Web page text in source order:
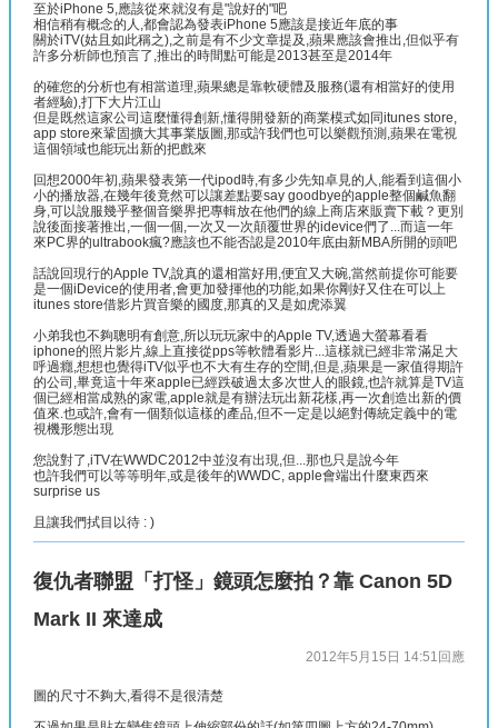
至於iPhone 5,應該從來就沒有是"說好的"吧
相信稍有概念的人,都會認為發表iPhone 5應該是接近年底的事
關於iTV(姑且如此稱之),之前是有不少文章提及,蘋果應該會推出,但似乎有
許多分析師也預言了,推出的時間點可能是2013甚至是2014年
的確您的分析也有相當道理,蘋果總是靠軟硬體及服務(還有相當好的使用
者經驗),打下大片江山
但是既然這家公司這麼懂得創新,懂得開發新的商業模式如同itunes store,
app store來鞏固擴大其事業版圖,那或許我們也可以樂觀預測,蘋果在電視
這個領域也能玩出新的把戲來
回想2000年初,蘋果發表第一代ipod時,有多少先知卓見的人,能看到這個小
小的播放器,在幾年後竟然可以讓差點要say goodbye的apple整個鹹魚翻
身,可以說服幾乎整個音樂界把專輯放在他們的線上商店來販賣下載？更別
說後面接著推出,一個一個,一次又一次顛覆世界的idevice們了...而這一年
來PC界的ultrabook瘋?應該也不能否認是2010年底由新MBA所開的頭吧
話說回現行的Apple TV,說真的還相當好用,便宜又大碗,當然前提你可能要
是一個iDevice的使用者,會更加發揮他的功能,如果你剛好又住在可以上
itunes store借影片買音樂的國度,那真的又是如虎添翼
小弟我也不夠聰明有創意,所以玩玩家中的Apple TV,透過大螢幕看看
iphone的照片影片,線上直接從pps等軟體看影片...這樣就已經非常滿足大
呼過癮,想想也覺得iTV似乎也不大有生存的空間,但是,蘋果是一家值得期許
的公司,畢竟這十年來apple已經跌破過太多次世人的眼鏡,也許就算是TV這
個已經相當成熟的家電,apple就是有辦法玩出新花樣,再一次創造出新的價
值來.也或許,會有一個類似這樣的產品,但不一定是以絕對傳統定義中的電
視機形態出現
您說對了,iTV在WWDC2012中並沒有出現,但...那也只是說今年
也許我們可以等等明年,或是後年的WWDC, apple會端出什麼東西來
surprise us
且讓我們拭目以待 : )
復仇者聯盟「打怪」鏡頭怎麼拍？靠 Canon 5D
Mark II 來達成
2012年5月15日 14:51 回應
圖的尺寸不夠大,看得不是很清楚